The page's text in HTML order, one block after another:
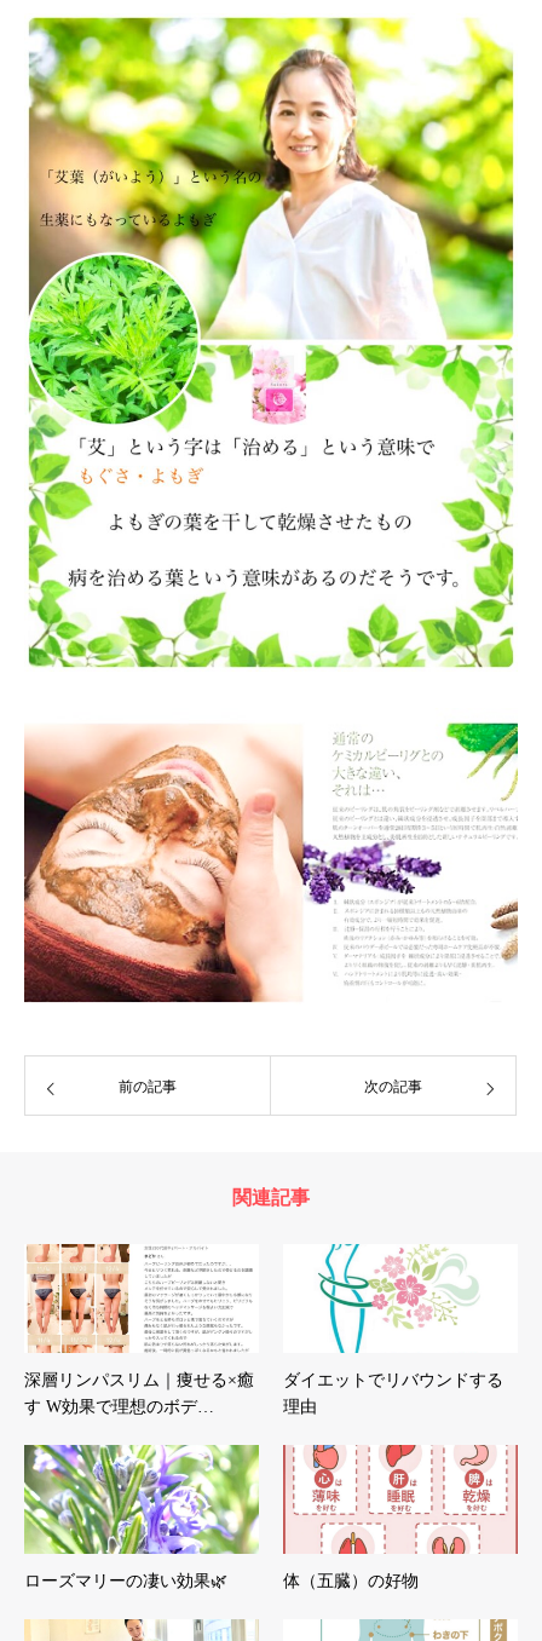
前の記事 次の記事
関連記事
深層リンパスリム｜痩せる×癒
す W効果で理想のボデ…
ダイエットでリバウンドする
理由
ローズマリーの凄い効果🌿 体（五臓）の好物